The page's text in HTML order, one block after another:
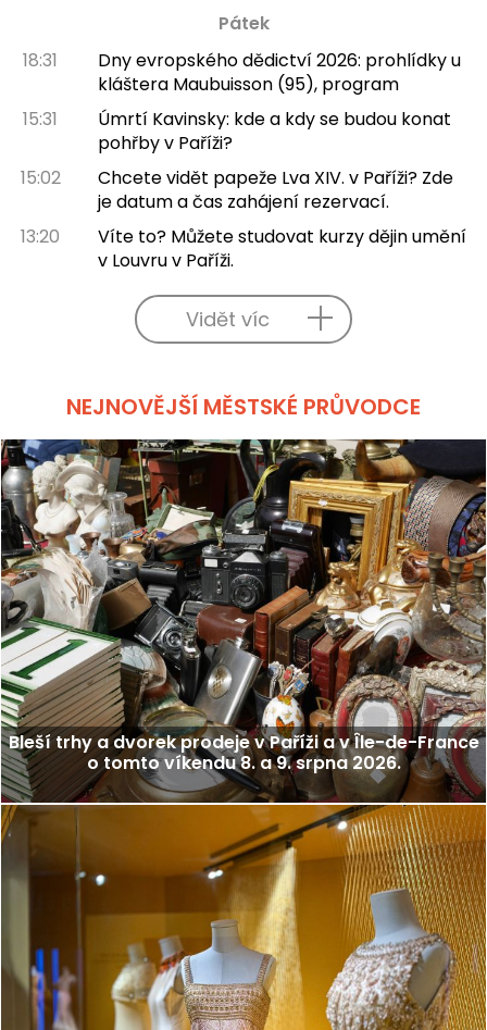
Pátek
18:31
Dny evropského dědictví 2026: prohlídky u
kláštera Maubuisson (95), program
15:31
Úmrtí Kavinsky: kde a kdy se budou konat
pohřby v Paříži?
15:02
Chcete vidět papeže Lva XIV. v Paříži? Zde
je datum a čas zahájení rezervací.
13:20
Víte to? Můžete studovat kurzy dějin umění
v Louvru v Paříži.
Vidět víc
NEJNOVĚJŠÍ MĚSTSKÉ PRŮVODCE
Bleší trhy a dvorek prodeje v Paříži a v Île-de-France
o tomto víkendu 8. a 9. srpna 2026.